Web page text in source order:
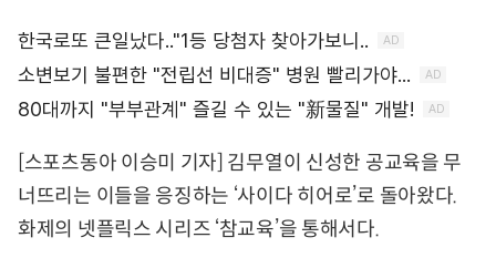
[스포츠동아 이승미 기자] 김무열이 신성한 공교육을 무
너뜨리는 이들을 응징하는 ‘사이다 히어로’로 돌아왔다.
화제의 넷플릭스 시리즈 ‘참교육’을 통해서다.